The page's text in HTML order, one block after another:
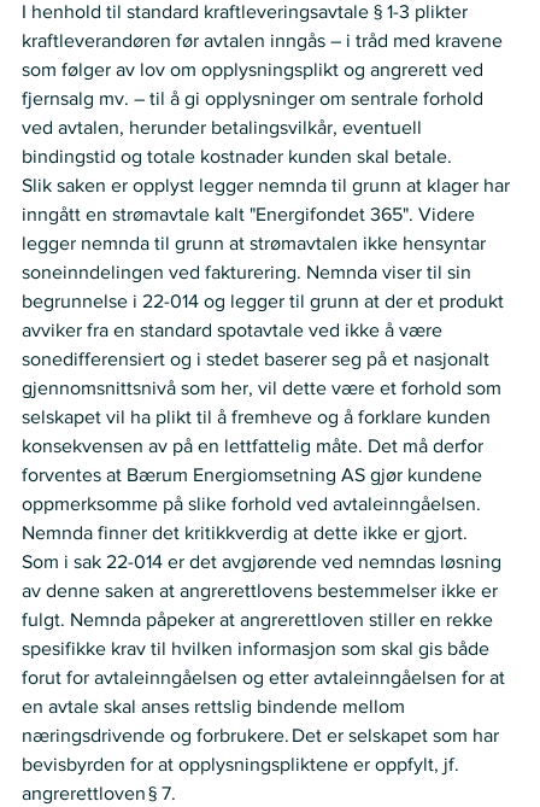
I henhold til standard kraftleveringsavtale § 1-3 plikter
kraftleverandøren før avtalen inngås – i tråd med kravene
som følger av lov om opplysningsplikt og angrerett ved
fjernsalg mv. – til å gi opplysninger om sentrale forhold
ved avtalen, herunder betalingsvilkår, eventuell
bindingstid og totale kostnader kunden skal betale.
Slik saken er opplyst legger nemnda til grunn at klager har
inngått en strømavtale kalt "Energifondet 365". Videre
legger nemnda til grunn at strømavtalen ikke hensyntar
soneinndelingen ved fakturering. Nemnda viser til sin
begrunnelse i 22-014 og legger til grunn at der et produkt
avviker fra en standard spotavtale ved ikke å være
sonedifferensiert og i stedet baserer seg på et nasjonalt
gjennomsnittsnivå som her, vil dette være et forhold som
selskapet vil ha plikt til å fremheve og å forklare kunden
konsekvensen av på en lettfattelig måte. Det må derfor
forventes at Bærum Energiomsetning AS gjør kundene
oppmerksomme på slike forhold ved avtaleinngåelsen.
Nemnda finner det kritikkverdig at dette ikke er gjort.
Som i sak 22-014 er det avgjørende ved nemndas løsning
av denne saken at angrerettlovens bestemmelser ikke er
fulgt. Nemnda påpeker at angrerettloven stiller en rekke
spesifikke krav til hvilken informasjon som skal gis både
forut for avtaleinngåelsen og etter avtaleinngåelsen for at
en avtale skal anses rettslig bindende mellom
næringsdrivende og forbrukere. Det er selskapet som har
bevisbyrden for at opplysningspliktene er oppfylt, jf.
angrerettloven § 7.